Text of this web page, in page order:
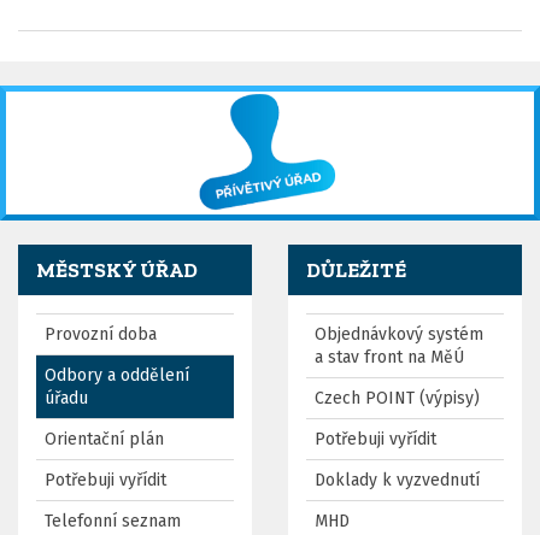
MĚSTSKÝ ÚŘAD
Provozní doba
Odbory a oddělení
úřadu
Orientační plán
Potřebuji vyřídit
Telefonní seznam
DŮLEŽITÉ
Objednávkový systém
a stav front na MěÚ
Czech POINT (výpisy)
Potřebuji vyřídit
Doklady k vyzvednutí
MHD